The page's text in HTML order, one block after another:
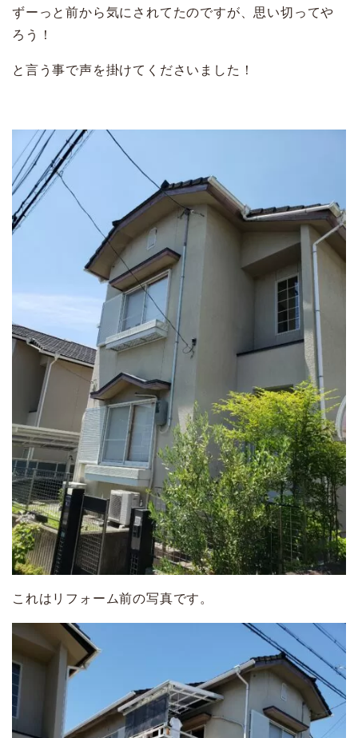
ずーっと前から気にされてたのですが、思い切ってや
ろう！
と言う事で声を掛けてくださいました！
これはリフォーム前の写真です。